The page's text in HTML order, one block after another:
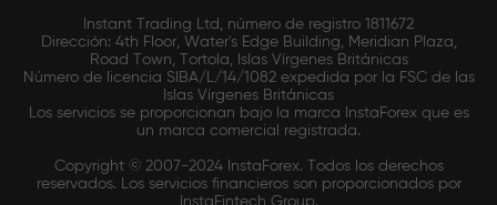
Instant Trading Ltd, número de registro 1811672
Dirección: 4th Floor, Water's Edge Building, Meridian Plaza,
Road Town, Tortola, Islas Vírgenes Británicas
Número de licencia SIBA/L/14/1082 expedida por la FSC de las
Islas Vírgenes Británicas
Los servicios se proporcionan bajo la marca InstaForex que es
un marca comercial registrada.
Copyright © 2007-2024 InstaForex. Todos los derechos
reservados. Los servicios financieros son proporcionados por
InstaFintech Group.